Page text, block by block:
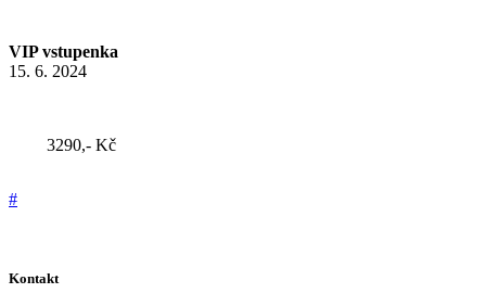
VIP vstupenka
15. 6. 2024
3290,- Kč
#
Kontakt